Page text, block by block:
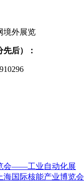
境外展览
后）：
会——工业自动化展
海国际核能产业博览会